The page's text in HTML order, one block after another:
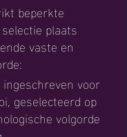
beperkte
plaats
vaste en
voor
geselecteerd op
volgorde